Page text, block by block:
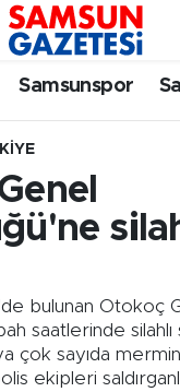
Samsunspor
bulunan Otokoç
saatlerinde silahlı
çok sayıda
ekipleri
Eczaneler
Durumu
Vakitleri
Yoğunluk
Durumu ve